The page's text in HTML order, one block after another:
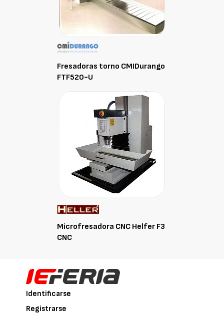
Fresadoras torno CMIDurango
FTF520-U
Microfresadora CNC Helfer F3
CNC
Identificarse
Registrarse